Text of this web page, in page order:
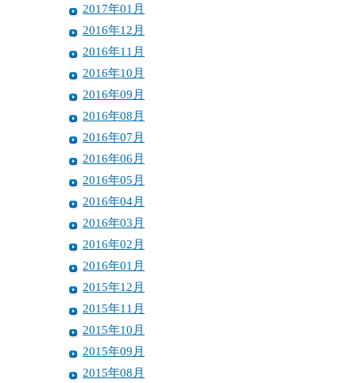
2017年01月
2016年12月
2016年11月
2016年10月
2016年09月
2016年08月
2016年07月
2016年06月
2016年05月
2016年04月
2016年03月
2016年02月
2016年01月
2015年12月
2015年11月
2015年10月
2015年09月
2015年08月